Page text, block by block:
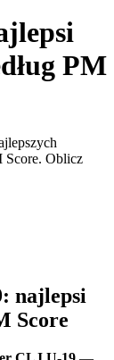
PM
Score. Oblicz
najlepsi
Score